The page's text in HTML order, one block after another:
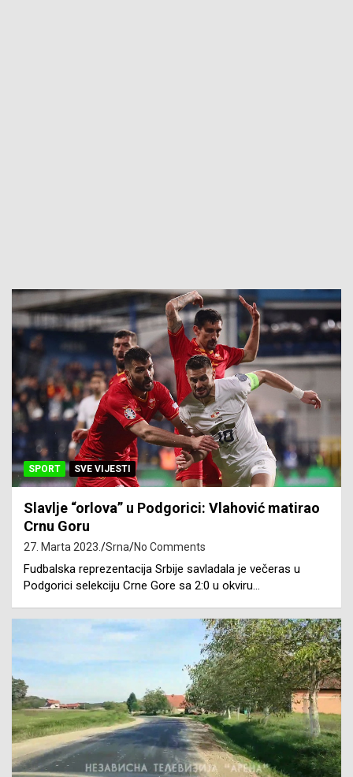
SPORT SVE VIJESTI
Slavlje “orlova” u Podgorici: Vlahović matirao
Crnu Goru
27. Marta 2023. Srna No Comments
Fudbalska reprezentacija Srbije savladala je večeras u
Podgorici selekciju Crne Gore sa 2:0 u okviru…